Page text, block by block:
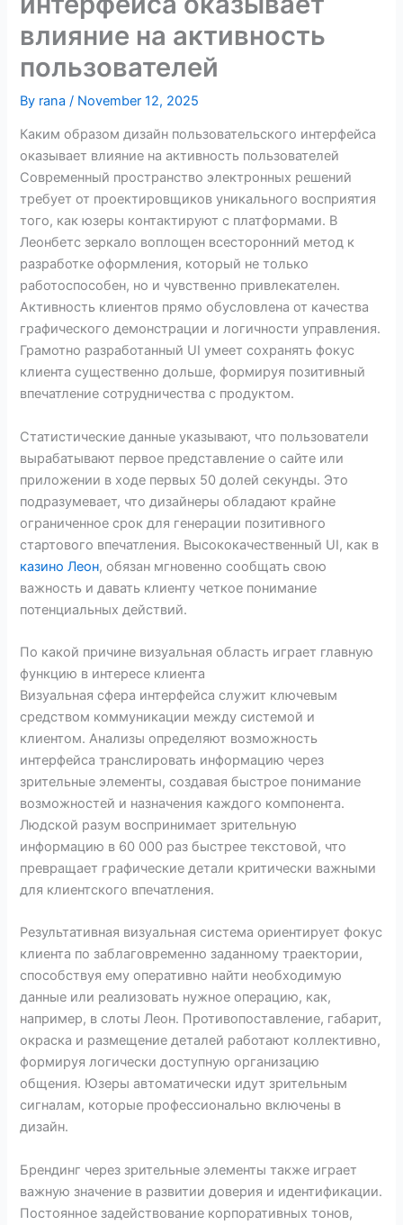
влияние на активность
пользователей
By rana/ November 12, 2025
Каким образом дизайн пользовательского интерфейса
оказывает влияние на активность пользователей
Современный пространство электронных решений
требует от проектировщиков уникального восприятия
того, как юзеры контактируют с платформами. В
Леонбетс зеркало воплощен всесторонний метод к
разработке оформления, который не только
работоспособен, но и чувственно привлекателен.
Активность клиентов прямо обусловлена от качества
графического демонстрации и логичности управления.
Грамотно разработанный UI умеет сохранять фокус
клиента существенно дольше, формируя позитивный
впечатление сотрудничества с продуктом.
Статистические данные указывают, что пользователи
вырабатывают первое представление о сайте или
приложении в ходе первых 50 долей секунды. Это
подразумевает, что дизайнеры обладают крайне
ограниченное срок для генерации позитивного
стартового впечатления. Высококачественный UI, как в
казино Леон, обязан мгновенно сообщать свою
важность и давать клиенту четкое понимание
потенциальных действий.
По какой причине визуальная область играет главную
функцию в интересе клиента
Визуальная сфера интерфейса служит ключевым
средством коммуникации между системой и
клиентом. Анализы определяют возможность
интерфейса транслировать информацию через
зрительные элементы, создавая быстрое понимание
возможностей и назначения каждого компонента.
Людской разум воспринимает зрительную
информацию в 60 000 раз быстрее текстовой, что
превращает графические детали критически важными
для клиентского впечатления.
Результативная визуальная система ориентирует фокус
клиента по заблаговременно заданному траектории,
способствуя ему оперативно найти необходимую
данные или реализовать нужное операцию, как,
например, в слоты Леон. Противопоставление, габарит,
окраска и размещение деталей работают коллективно,
формируя логически доступную организацию
общения. Юзеры автоматически идут зрительным
сигналам, которые профессионально включены в
дизайн.
Брендинг через зрительные элементы также играет
важную значение в развитии доверия и идентификации.
Постоянное задействование корпоративных тонов,